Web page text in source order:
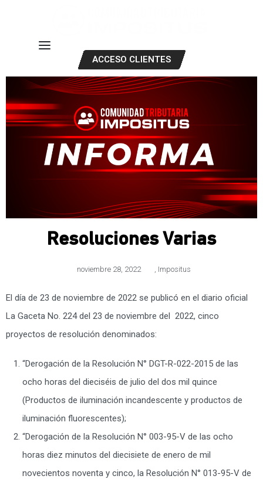
ACCESO CLIENTES
Resoluciones Varias
noviembre 28, 2022 Impositus
El día de 23 de noviembre de 2022 se publicó en el diario oficial
La Gaceta No. 224 del 23 de noviembre del 2022, cinco
proyectos de resolución denominados:
“Derogación de la Resolución N° DGT-R-022-2015 de las
ocho horas del dieciséis de julio del dos mil quince
(Productos de iluminación incandescente y productos de
iluminación fluorescentes);
“Derogación de la Resolución N° 003-95-V de las ocho
horas diez minutos del diecisiete de enero de mil
novecientos noventa y cinco, la Resolución N° 013-95-V de